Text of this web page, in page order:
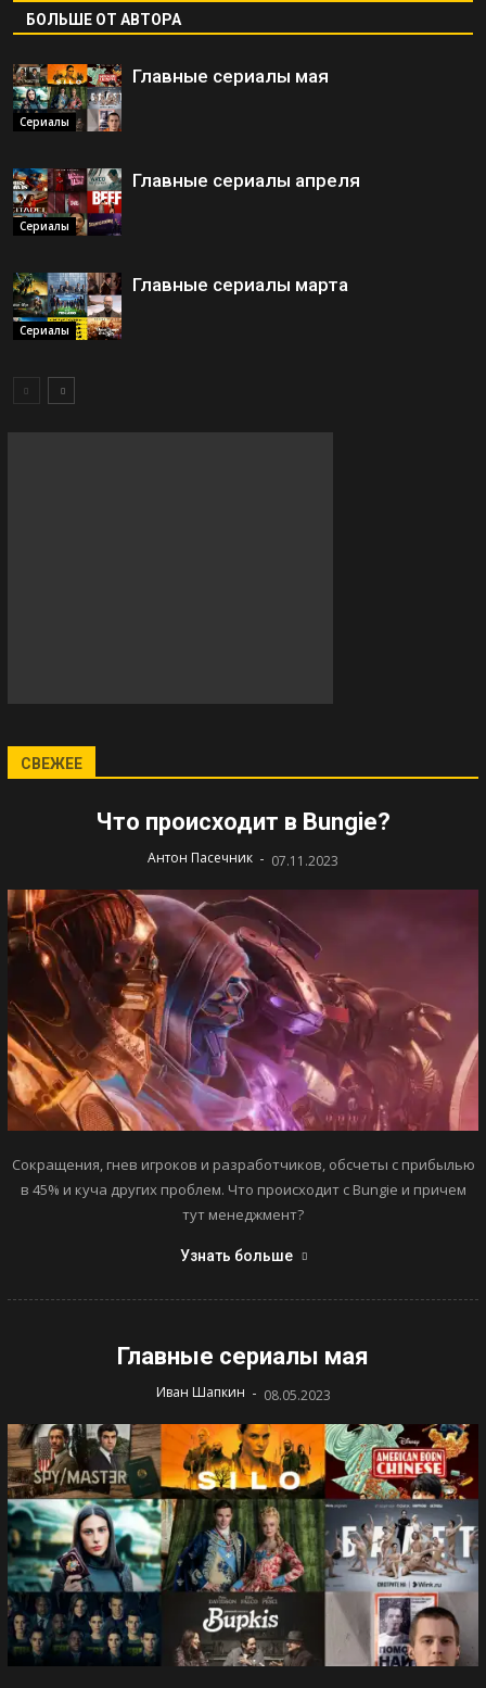
БОЛЬШЕ ОТ АВТОРА
Сериалы
Главные сериалы мая
Сериалы
Главные сериалы апреля
Сериалы
Главные сериалы марта
СВЕЖЕЕ
Что происходит в Bungie?
Антон Пасечник - 07.11.2023
Сокращения, гнев игроков и разработчиков, обсчеты с прибылью
в 45% и куча других проблем. Что происходит с Bungie и причем
тут менеджмент?
Узнать больше
Главные сериалы мая
Иван Шапкин - 08.05.2023